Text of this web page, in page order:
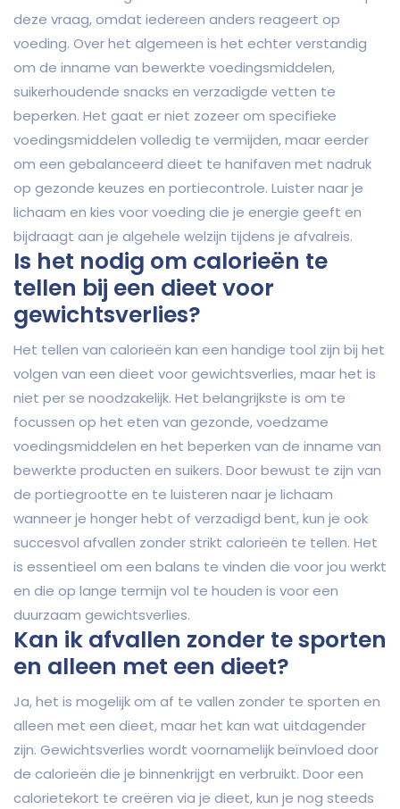
deze vraag, omdat iedereen anders reageert op
voeding. Over het algemeen is het echter verstandig
om de inname van bewerkte voedingsmiddelen,
suikerhoudende snacks en verzadigde vetten te
beperken. Het gaat er niet zozeer om specifieke
voedingsmiddelen volledig te vermijden, maar eerder
om een gebalanceerd dieet te hanifaven met nadruk
op gezonde keuzes en portiecontrole. Luister naar je
lichaam en kies voor voeding die je energie geeft en
bijdraagt aan je algehele welzijn tijdens je afvalreis.
Is het nodig om calorieën te
tellen bij een dieet voor
gewichtsverlies?
Het tellen van calorieën kan een handige tool zijn bij het
volgen van een dieet voor gewichtsverlies, maar het is
niet per se noodzakelijk. Het belangrijkste is om te
focussen op het eten van gezonde, voedzame
voedingsmiddelen en het beperken van de inname van
bewerkte producten en suikers. Door bewust te zijn van
de portiegrootte en te luisteren naar je lichaam
wanneer je honger hebt of verzadigd bent, kun je ook
succesvol afvallen zonder strikt calorieën te tellen. Het
is essentieel om een balans te vinden die voor jou werkt
en die op lange termijn vol te houden is voor een
duurzaam gewichtsverlies.
Kan ik afvallen zonder te sporten
en alleen met een dieet?
Ja, het is mogelijk om af te vallen zonder te sporten en
alleen met een dieet, maar het kan wat uitdagender
zijn. Gewichtsverlies wordt voornamelijk beïnvloed door
de calorieën die je binnenkrijgt en verbruikt. Door een
calorietekort te creëren via je dieet, kun je nog steeds